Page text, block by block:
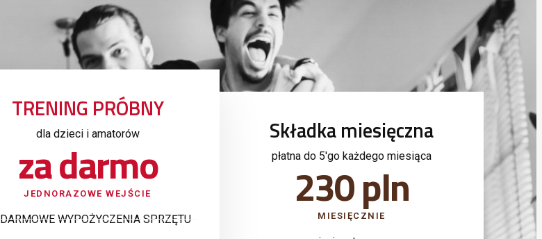
TRENING PRÓBNY
dla dzieci i amatorów
za darmo
JEDNORAZOWE WEJŚCIE
DARMOWE WYPOŻYCZENIA SPRZĘTU
Składka miesięczna
płatna do 5'go każdego miesiąca
230 pln
MIESIĘCZNIE